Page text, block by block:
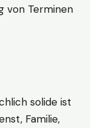
von Terminen
solide ist
Familie,